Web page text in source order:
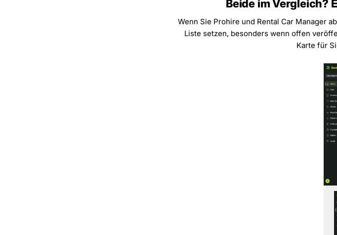
Beide im Vergleich?
Wenn Sie Prohire und Rental Car Manager
Liste setzen, besonders wenn offen
Karte für